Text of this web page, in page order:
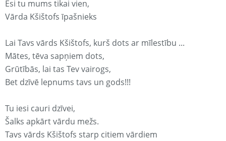
Esi tu mums tikai vien,
Vārda Kšištofs īpašnieks
Lai Tavs vārds Kšištofs, kurš dots ar mīlestību ...
Mātes, tēva sapņiem dots,
Grūtībās, lai tas Tev vairogs,
Bet dzīvē lepnums tavs un gods!!!
Tu iesi cauri dzīvei,
Šalks apkārt vārdu mežs.
Tavs vārds Kšištofs starp citiem vārdiem